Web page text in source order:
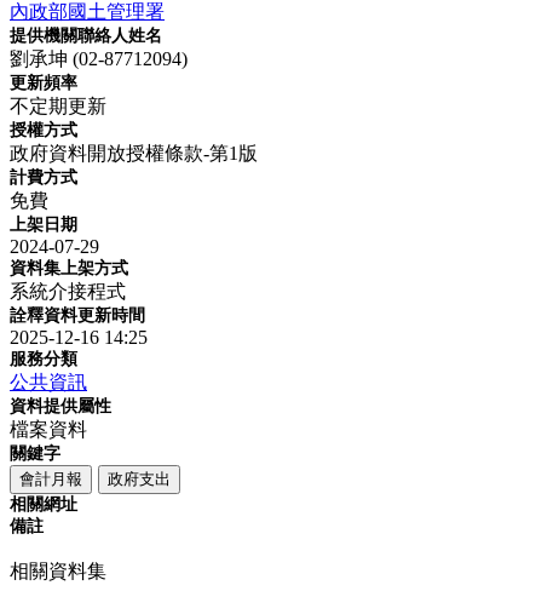
內政部國土管理署
提供機關聯絡人姓名
劉承坤 (02-87712094)
更新頻率
不定期更新
授權方式
政府資料開放授權條款-第1版
計費方式
免費
上架日期
2024-07-29
資料集上架方式
系統介接程式
詮釋資料更新時間
2025-12-16 14:25
服務分類
公共資訊
資料提供屬性
檔案資料
關鍵字
會計月報
政府支出
相關網址
備註
相關資料集